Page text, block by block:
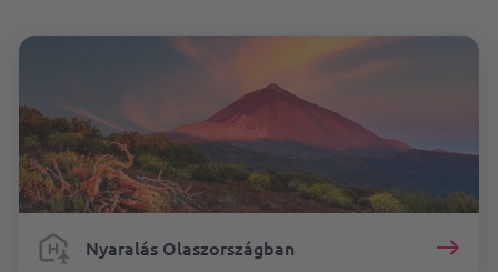
Nyaralás Olaszországban